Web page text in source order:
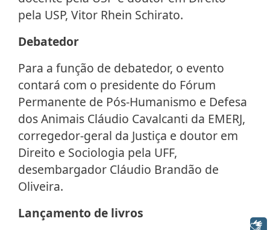
pela USP, Vitor Rhein Schirato.
Debatedor
Para a função de debatedor, o evento
contará com o presidente do Fórum
Permanente de Pós-Humanismo e Defesa
dos Animais Cláudio Cavalcanti da EMERJ,
corregedor-geral da Justiça e doutor em
Direito e Sociologia pela UFF,
desembargador Cláudio Brandão de
Oliveira.
Lançamento de livros